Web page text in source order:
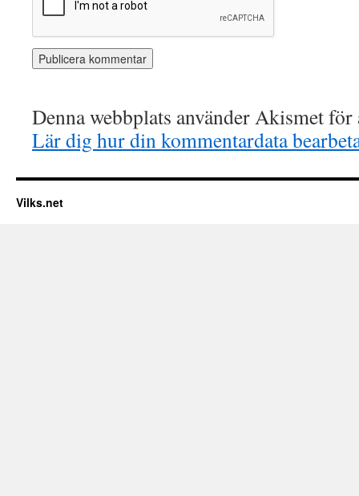
Denna webbplats använder Akismet
Lär dig hur din kommentardata
Vilks.net